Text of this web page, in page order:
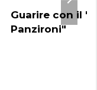
Guarire con il
Panzironi"